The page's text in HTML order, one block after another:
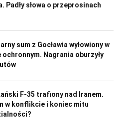
Padły słowa o przeprosinach
sum z Gocławia wyłowiony w
ochronnym. Nagrania oburzyły
F-35 trafiony nad Iranem.
w konflikcie i koniec mitu